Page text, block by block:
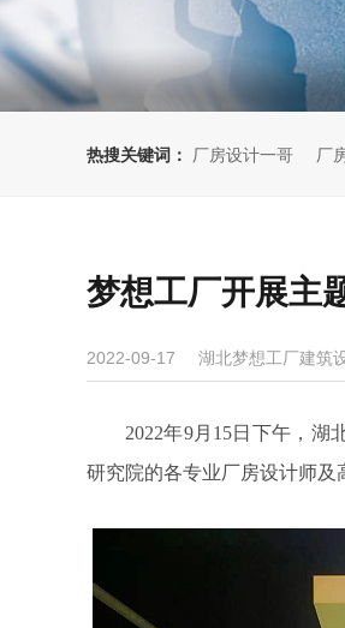
热搜关键词： 厂房设计一哥 厂
梦想工厂开展主
2022-09-17 湖北梦想工厂建筑
2022年9月15日下午，湖
研究院的各专业厂房设计师及